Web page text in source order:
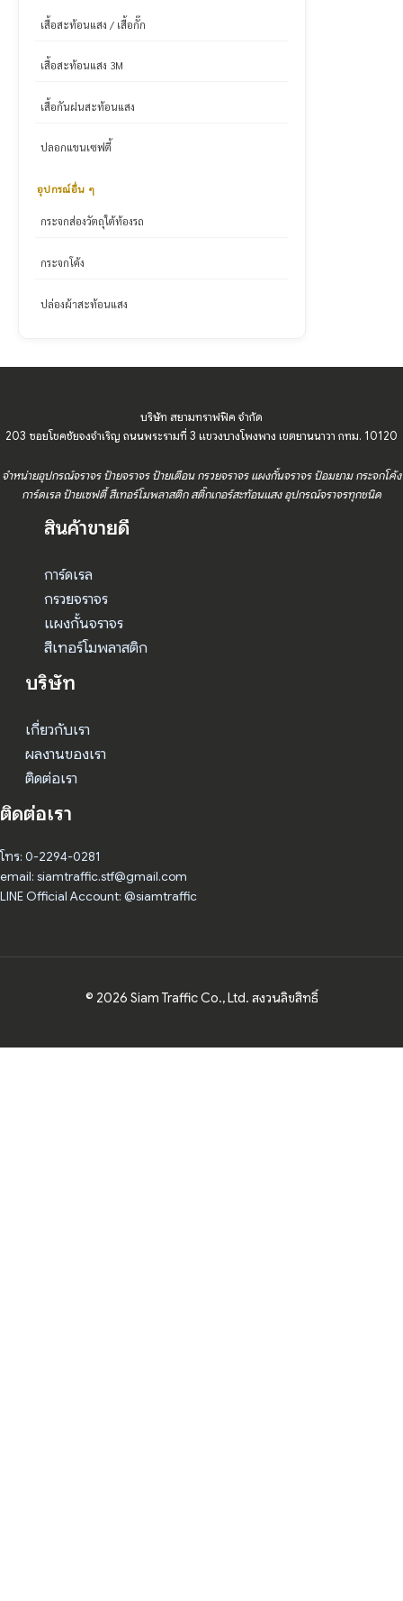
เสื้อสะท้อนแสง / เสื้อกั๊ก
เสื้อสะท้อนแสง 3M
เสื้อกันฝนสะท้อนแสง
ปลอกแขนเซฟตี้
อุปกรณ์อื่น ๆ
กระจกส่องวัตถุใต้ท้องรถ
กระจกโค้ง
ปล่องผ้าสะท้อนแสง
บริษัท สยามทราฟฟิค จำกัด
203 ซอยโชคชัยจงจำเริญ ถนนพระรามที่ 3 แขวงบางโพงพาง เขตยานนาวา กทม. 10120
จำหน่ายอุปกรณ์จราจร ป้ายจราจร ป้ายเตือน กรวยจราจร แผงกั้นจราจร ป้อมยาม กระจกโค้ง
การ์ดเรล ป้ายเซฟตี้ สีเทอร์โมพลาสติก สติ๊กเกอร์สะท้อนแสง อุปกรณ์จราจรทุกชนิด
สินค้าขายดี
การ์ดเรล
กรวยจราจร
แผงกั้นจราจร
สีเทอร์โมพลาสติก
บริษัท
เกี่ยวกับเรา
ผลงานของเรา
ติดต่อเรา
ติดต่อเรา
โทร: 0-2294-0281
email: siamtraffic.stf@gmail.com
LINE Official Account: @siamtraffic
© 2026 Siam Traffic Co., Ltd. สงวนลิขสิทธิ์